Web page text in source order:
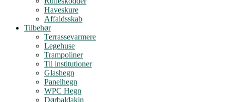
Haveskure
Affaldsskab
Tilbehør
Terrassevarmere
Legehuse
Trampoliner
Til institutioner
Glashegn
Panelhegn
WPC Hegn
Dørbaldakin